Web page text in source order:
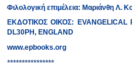
Φιλολογική επιμέλεια: Μαριάνθη Λ.
ΕΚΔΟΤΙΚΟΣ ΟΙΚΟΣ:
DL30PH, ENGLAND
www.epbooks.org
****************